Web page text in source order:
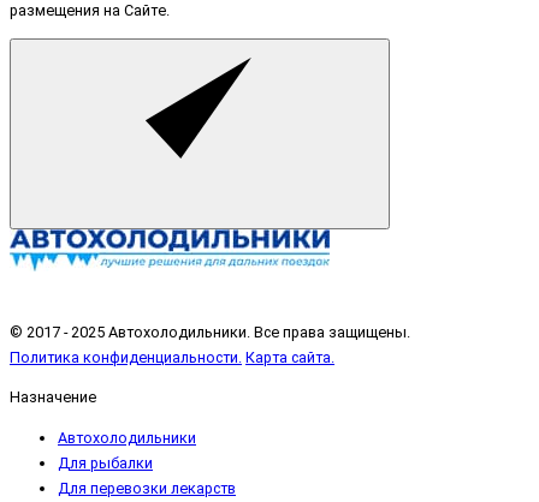
размещения на Сайте.
© 2017 - 2025 Автохолодильники. Все права защищены.
Политика конфиденциальности. Карта сайта.
Назначение
Автохолодильники
Для рыбалки
Для перевозки лекарств